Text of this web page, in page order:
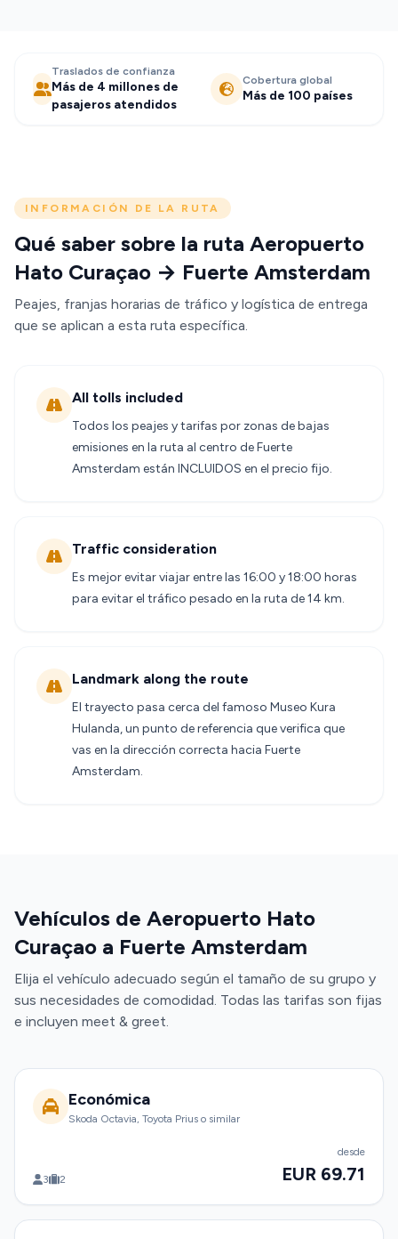
Traslados de confianza
Más de 4 millones de
pasajeros atendidos
Cobertura global
Más de 100 países
INFORMACIÓN DE LA RUTA
Qué saber sobre la ruta Aeropuerto
Hato Curaçao → Fuerte Amsterdam
Peajes, franjas horarias de tráfico y logística de entrega
que se aplican a esta ruta específica.
All tolls included
Todos los peajes y tarifas por zonas de bajas
emisiones en la ruta al centro de Fuerte
Amsterdam están INCLUIDOS en el precio fijo.
Traffic consideration
Es mejor evitar viajar entre las 16:00 y 18:00 horas
para evitar el tráfico pesado en la ruta de 14 km.
Landmark along the route
El trayecto pasa cerca del famoso Museo Kura
Hulanda, un punto de referencia que verifica que
vas en la dirección correcta hacia Fuerte
Amsterdam.
Vehículos de Aeropuerto Hato
Curaçao a Fuerte Amsterdam
Elija el vehículo adecuado según el tamaño de su grupo y
sus necesidades de comodidad. Todas las tarifas son fijas
e incluyen meet & greet.
Económica
Skoda Octavia, Toyota Prius o similar
3 2
desde
EUR 69.71